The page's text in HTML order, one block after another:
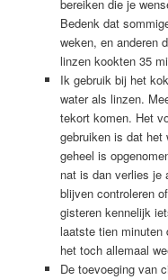
bereiken die je
Bedenk dat
weken, en anderen
linzen kookten 35
Ik gebruik bij het
water als linzen.
tekort komen. Het
gebruiken is dat het
geheel is
nat is dan verlies je
blijven controleren
gisteren kennelijk
laatste tien minuten
het toch allemaal
De toevoeging van